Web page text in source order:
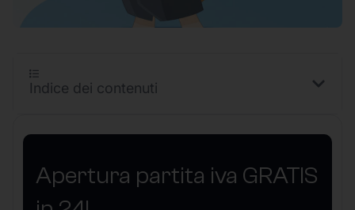
Apertura partita iva GRATIS
Indice dei contenuti